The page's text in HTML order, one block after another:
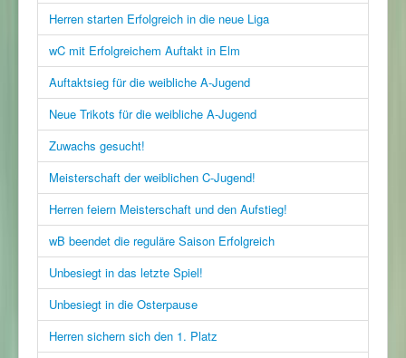
Herren starten Erfolgreich in die neue Liga
wC mit Erfolgreichem Auftakt in Elm
Auftaktsieg für die weibliche A-Jugend
Neue Trikots für die weibliche A-Jugend
Zuwachs gesucht!
Meisterschaft der weiblichen C-Jugend!
Herren feiern Meisterschaft und den Aufstieg!
wB beendet die reguläre Saison Erfolgreich
Unbesiegt in das letzte Spiel!
Unbesiegt in die Osterpause
Herren sichern sich den 1. Platz